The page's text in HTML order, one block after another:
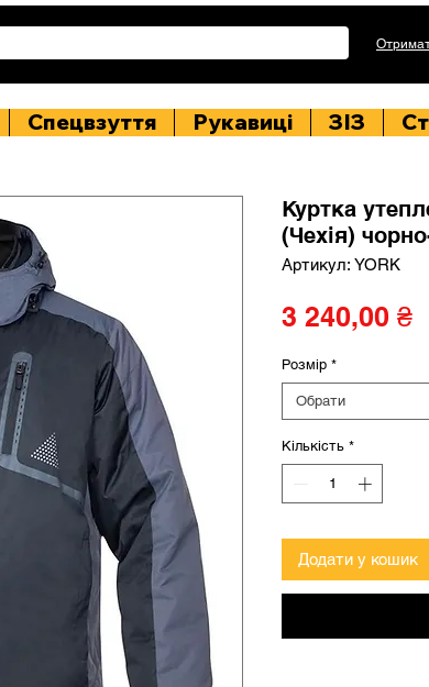
Спецвзуття Рукавиці ЗІЗ
Куртка
(Чехія)
Артикул: YORK
3 240,00 ₴
Розмір *
Обрати
Кількість *
Додати у кошик